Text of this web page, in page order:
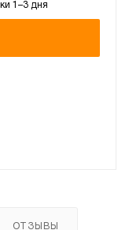
1–3 дня
ОТЗЫВЫ